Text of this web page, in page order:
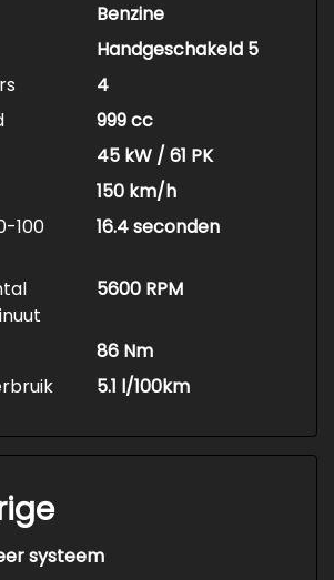
Benzine
Handgeschakeld 5
4
999 cc
45 kW / 61 PK
150 km/h
100
16.4 seconden
5600 RPM
86 Nm
5.1 l/100km
systeem